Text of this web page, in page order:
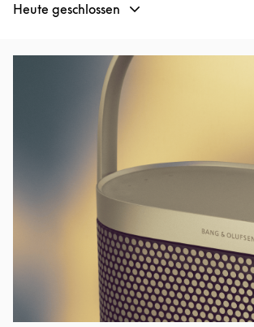
Heute geschlossen